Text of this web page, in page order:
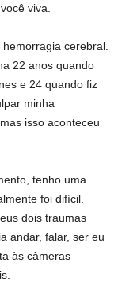
viva.
cerebral.
22 anos quando
e 24 quando fiz
minha
isso aconteceu
tenho uma
foi difícil.
dois traumas
andar, falar, ser eu
às câmeras